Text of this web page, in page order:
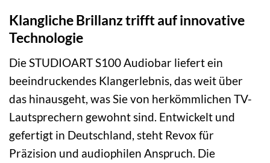
Klangliche Brillanz trifft auf innovative
Technologie
Die STUDIOART S100 Audiobar liefert ein
beeindruckendes Klangerlebnis, das weit über
das hinausgeht, was Sie von herkömmlichen TV-
Lautsprechern gewohnt sind. Entwickelt und
gefertigt in Deutschland, steht Revox für
Präzision und audiophilen Anspruch. Die